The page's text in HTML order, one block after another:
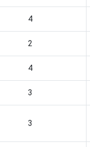
4
2
4
3
3